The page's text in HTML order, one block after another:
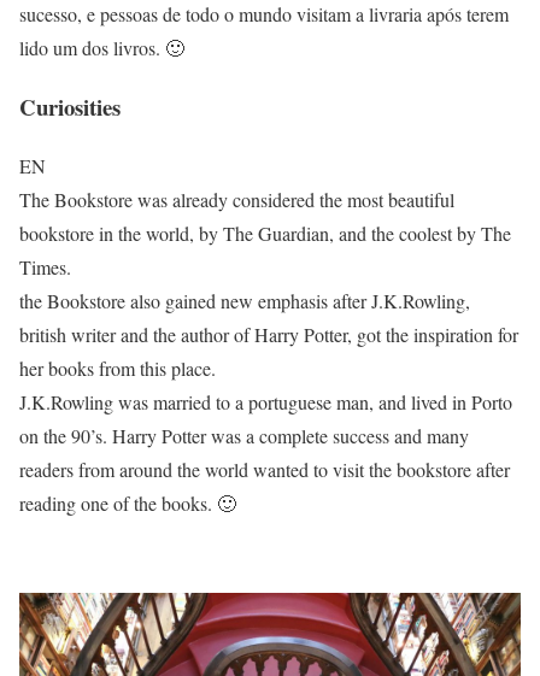
sucesso, e pessoas de todo o mundo visitam a livraria após terem
lido um dos livros. 🙂
Curiosities
EN
The Bookstore was already considered the most beautiful
bookstore in the world, by The Guardian, and the coolest by The
Times.
the Bookstore also gained new emphasis after J.K.Rowling,
british writer and the author of Harry Potter, got the inspiration for
her books from this place.
J.K.Rowling was married to a portuguese man, and lived in Porto
on the 90’s. Harry Potter was a complete success and many
readers from around the world wanted to visit the bookstore after
reading one of the books. 🙂